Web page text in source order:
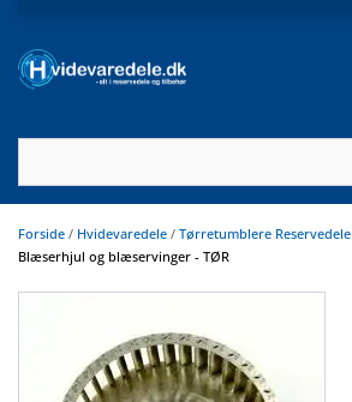
Forside / Hvidevaredele / Tørretumblere Reservedele
Blæserhjul og blæservinger - TØR